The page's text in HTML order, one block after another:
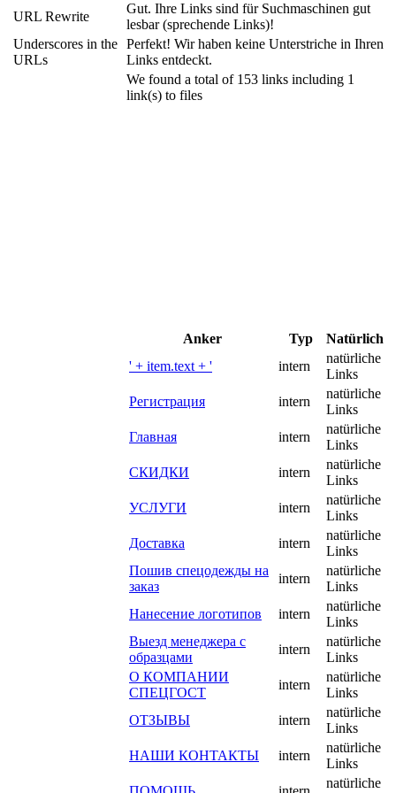
URL Rewrite
Gut. Ihre Links sind für Suchmaschinen gut
lesbar (sprechende Links)!
Underscores in the
URLs
Perfekt! Wir haben keine Unterstriche in Ihren
Links entdeckt.
We found a total of 153 links including 1
link(s) to files
Anker Typ
Natürlich
' + item.text + '
intern
natürliche
Links
Регистрация
intern
natürliche
Links
Главная
intern
natürliche
Links
СКИДКИ
intern
natürliche
Links
УСЛУГИ
intern
natürliche
Links
Доставка
intern
natürliche
Links
Пошив спецодежды на
заказ
intern
natürliche
Links
Нанесение логотипов
intern
natürliche
Links
Выезд менеджера с
образцами
intern
natürliche
Links
О КОМПАНИИ
СПЕЦГОСТ
intern
natürliche
Links
ОТЗЫВЫ
intern
natürliche
Links
НАШИ КОНТАКТЫ
intern
natürliche
Links
natürliche